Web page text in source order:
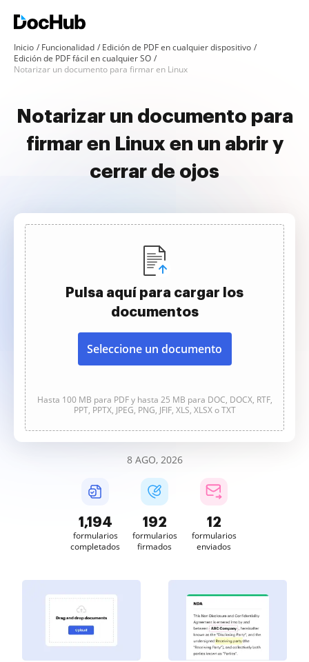
Inicio Funcionalidad
Edición de PDF en cualquier dispositivo
Edición de PDF fácil en cualquier SO
Notarizar un documento para firmar en Linux
Notarizar un documento para
firmar en Linux en un abrir y
cerrar de ojos
Pulsa aquí para cargar los
documentos
Seleccione un documento
Hasta 100 MB para PDF y hasta 25 MB para DOC, DOCX, RTF,
PPT, PPTX, JPEG, PNG, JFIF, XLS, XLSX o TXT
8 AGO, 2026
1,194
formularios
completados
192
formularios
firmados
12
formularios
enviados